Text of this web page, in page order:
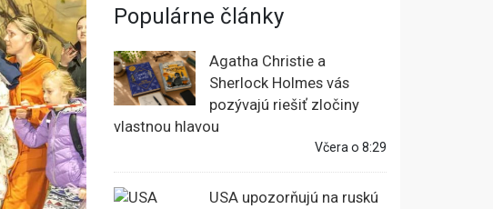
Populárne články
Agatha Christie a
Sherlock Holmes vás
pozývajú riešiť zločiny
vlastnou hlavou
Včera o 8:29
USA upozorňujú na ruskú